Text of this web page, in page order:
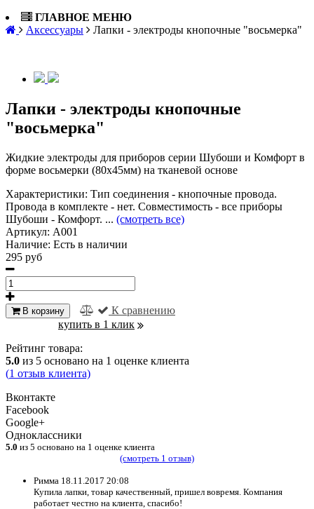
ГЛАВНОЕ МЕНЮ
Аксессуары
Лапки - электроды кнопочные "восьмерка"
Лапки - электроды кнопочные
"восьмерка"
Жидкие электроды для приборов серии Шубоши и Комфорт в
форме восьмерки (80x45мм) на тканевой основе
Характеристики: Тип соединения - кнопочные провода.
Провода в комплекте - нет. Совместимость - все приборы
Шубоши - Комфорт. ... (смотреть все)
Артикул: A001
Наличие: Есть в наличии
295 руб
В корзину
К сравнению
купить в 1 клик
Рейтинг товара:
5.0 из 5 основано на 1 оценке клиента
(1 отзыв клиента)
Вконтакте
Facebook
Google+
Одноклассники
5.0 из 5 основано на 1 оценке клиента
(смотреть 1 отзыв)
Римма 18.11.2017 20:08
Купила лапки, товар качественный, пришел вовремя. Компания
работает честно на клиента, спасибо!